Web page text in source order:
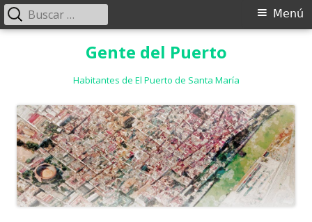
Gente del Puerto
Habitantes de El Puerto de Santa María
Menú
Menú
Buscar: